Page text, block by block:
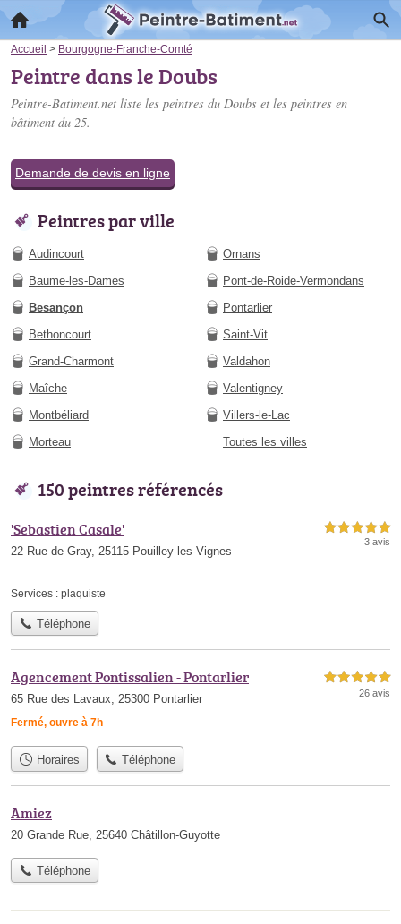
Accueil > Bourgogne-Franche-Comté
Peintre dans le Doubs
Peintre-Batiment.net liste les peintres du Doubs et les peintres en
bâtiment du 25.
Demande de devis en ligne
Peintres par ville
Audincourt
Baume-les-Dames
Besançon
Bethoncourt
Grand-Charmont
Maîche
Montbéliard
Morteau
Ornans
Pont-de-Roide-Vermondans
Pontarlier
Saint-Vit
Valdahon
Valentigney
Villers-le-Lac
Toutes les villes
150 peintres référencés
'Sebastien Casale'
22 Rue de Gray, 25115 Pouilley-les-Vignes
5,0 étoiles sur 5
3 avis
Services : plaquiste
Téléphone
Agencement Pontissalien - Pontarlier
65 Rue des Lavaux, 25300 Pontarlier
Fermé, ouvre à 7h
5,0 étoiles sur 5
26 avis
Horaires Téléphone
Amiez
20 Grande Rue, 25640 Châtillon-Guyotte
Téléphone